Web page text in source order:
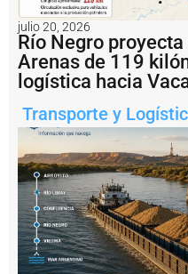
l
e
r
a
s
u
t
a
n
s
f
o
r
m
a
julio 20, 2026
Río Negro
Arenas de 119
logística hacia
Transporte y